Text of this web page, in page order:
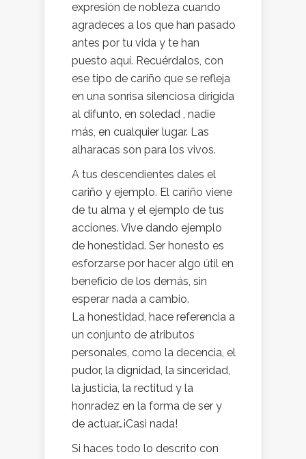
expresión de nobleza cuando
agradeces a los que han pasado
antes por tu vida y te han
puesto aquí. Recuérdalos, con
ese tipo de cariño que se refleja
en una sonrisa silenciosa dirigida
al difunto, en soledad , nadie
más, en cualquier lugar. Las
alharacas son para los vivos.
A tus descendientes dales el
cariño y ejemplo. El cariño viene
de tu alma y el ejemplo de tus
acciones. Vive dando ejemplo
de honestidad. Ser honesto es
esforzarse por hacer algo útil en
beneficio de los demás, sin
esperar nada a cambio.
La honestidad, hace referencia a
un conjunto de atributos
personales, como la decencia, el
pudor, la dignidad, la sinceridad,
la justicia, la rectitud y la
honradez en la forma de ser y
de actuar…¡Casi nada!
Si haces todo lo descrito con